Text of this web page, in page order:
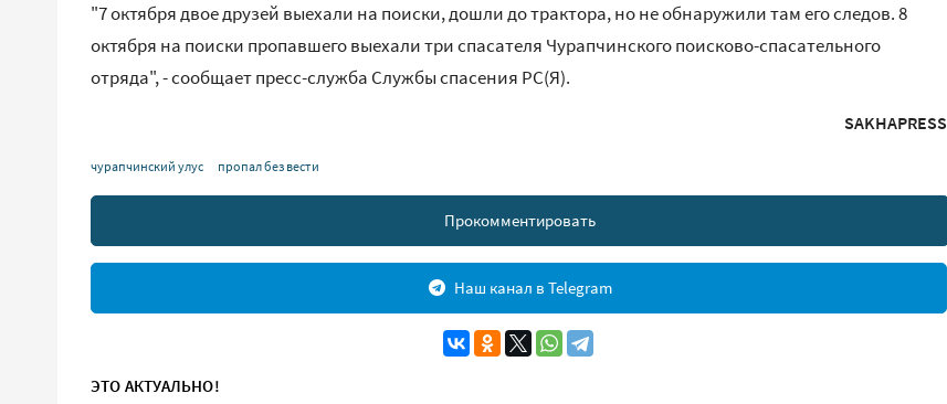
"7 октября двое друзей выехали на поиски, дошли до трактора, но не обнаружили там его следов. 8
октября на поиски пропавшего выехали три спасателя Чурапчинского поисково-спасательного
отряда", - сообщает пресс-служба Службы спасения РС(Я).
SAKHAPRESS
чурапчинский улус пропал без вести
Прокомментировать
Наш канал в Telegram
ЭТО АКТУАЛЬНО!